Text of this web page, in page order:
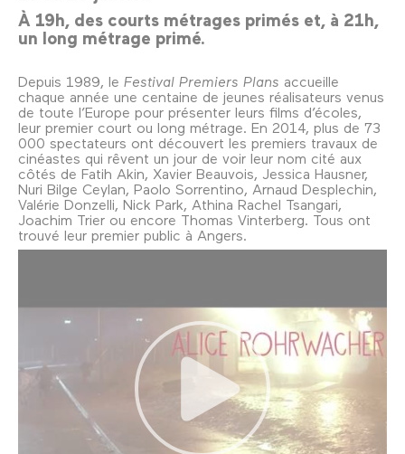
À 19h, des courts métrages primés et, à 21h,
un long métrage primé.
Depuis 1989, le Festival Premiers Plans accueille
chaque année une centaine de jeunes réalisateurs venus
de toute l’Europe pour présenter leurs films d’écoles,
leur premier court ou long métrage. En 2014, plus de 73
000 spectateurs ont découvert les premiers travaux de
cinéastes qui rêvent un jour de voir leur nom cité aux
côtés de Fatih Akin, Xavier Beauvois, Jessica Hausner,
Nuri Bilge Ceylan, Paolo Sorrentino, Arnaud Desplechin,
Valérie Donzelli, Nick Park, Athina Rachel Tsangari,
Joachim Trier ou encore Thomas Vinterberg. Tous ont
trouvé leur premier public à Angers.